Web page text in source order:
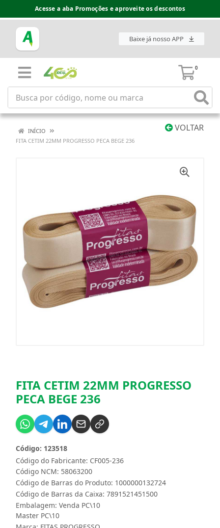
Acesse a aba Promoções e aproveite os descontos
Baixe já nosso APP
0
VOLTAR
INÍCIO
FITA CETIM 22MM PROGRESSO PECA BEGE 236
FITA CETIM 22MM PROGRESSO
PECA BEGE 236
Código do Fabricante: CF005-236
Código: 123518
Código NCM: 58063200
Código de Barras do Produto: 1000000132724
Código de Barras da Caixa: 7891521451500
Embalagem: Venda PC\10
Master PC\10